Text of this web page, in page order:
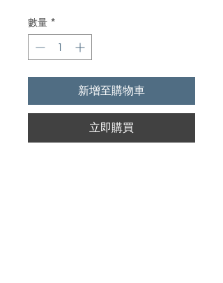
數量 *
新增至購物車
立即購買